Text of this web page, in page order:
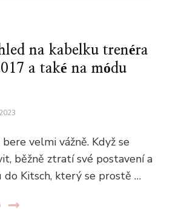
na kabelku trenéra
a také na módu
velmi vážně. Když se
běžně ztratí své postavení a
do Kitsch, který se prostě …